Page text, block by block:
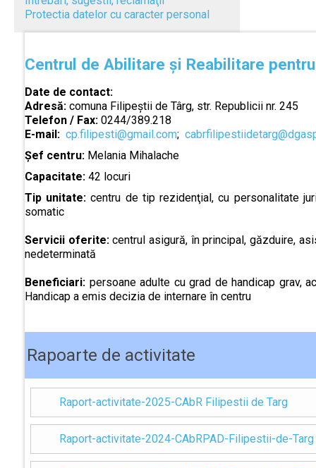
Protectia datelor cu caracter personal
Centrul de Abilitare și Reabilitare
Date de contact:
Adresă: comuna Filipeștii de Târg, str. Republicii nr. 245
Telefon / Fax: 0244/389.218
E-mail: cp.filipesti@gmail.com;
Șef centru: Melania Mihalache
Capacitate: 42 locuri
Tip unitate:centru de tip rezidenţial, cu personalitate
somatic
Servicii oferite:centrul asigură, în principal, găzduire,
nedeterminată
Beneficiari: persoane adulte cu grad de handicap grav,
Handicap a emis decizia de internare în centru
Rapoarte de activitate
Raport-activitate-2025-CAbR Filipestii de Targ
Raport-activitate-2024-CAbRPAD-Filipestii-de-Targ